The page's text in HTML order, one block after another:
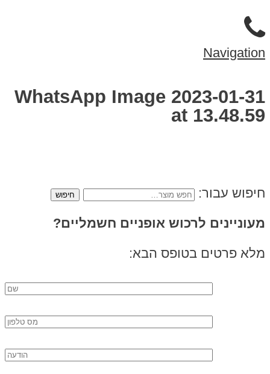
Navigation
WhatsApp Image 2023-01-31
at 13.48.59
חיפוש עבור:
מעוניינים לרכוש אופניים חשמליים?
מלא פרטים בטופס הבא: